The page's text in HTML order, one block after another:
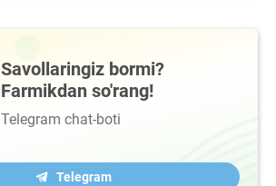
Savollaringiz bormi?
Farmikdan so'rang!
Telegram chat-boti
Telegram